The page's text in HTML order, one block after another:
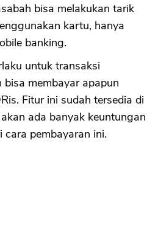
bisa melakukan tarik
kartu, hanya
banking.
untuk transaksi
bisa membayar apapun
Fitur ini sudah tersedia di
ada banyak keuntungan
pembayaran ini.